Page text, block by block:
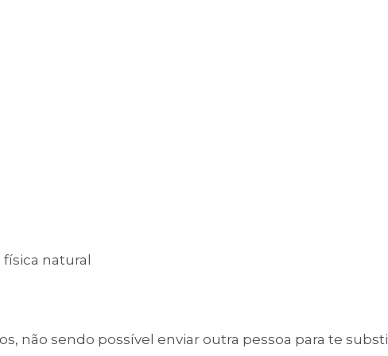
natural
não sendo possível enviar outra pessoa para te